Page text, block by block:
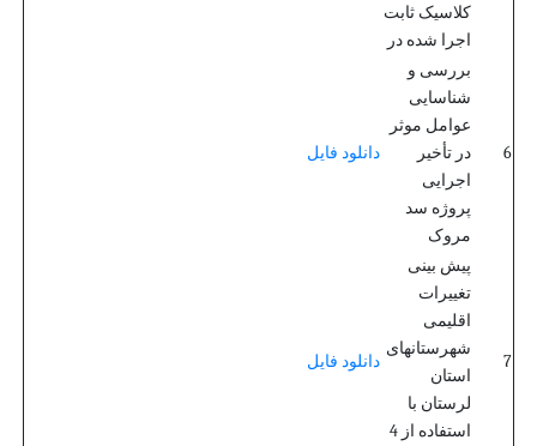
کلاسیک ثابت
اجرا شده در
6
بررسی و
شناسایی
عوامل موثر
در تأخیر
اجرایی
پروژه سد
مروک
دانلود فایل
7
پیش بینی
تغییرات
اقلیمی
شهرستانهای
استان
لرستان با
استفاده از 4
دانلود فایل